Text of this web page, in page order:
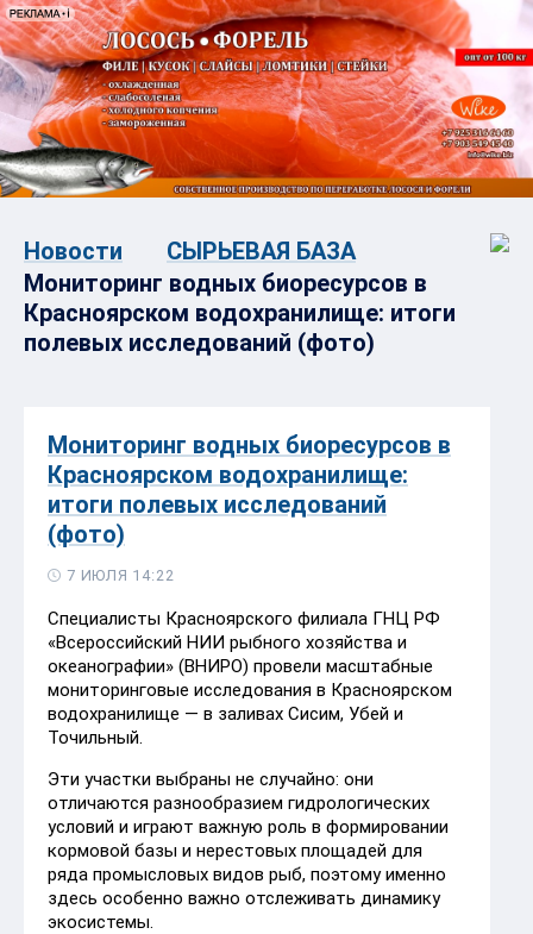
Новости
СЫРЬЕВАЯ БАЗА
Мониторинг водных биоресурсов в
Красноярском водохранилище: итоги
полевых исследований (фото)
Мониторинг водных биоресурсов в
Красноярском водохранилище:
итоги полевых исследований
(фото)
7 ИЮЛЯ 14:22
Специалисты Красноярского филиала ГНЦ РФ
«Всероссийский НИИ рыбного хозяйства и
океанографии» (ВНИРО) провели масштабные
мониторинговые исследования в Красноярском
водохранилище — в заливах Сисим, Убей и
Точильный.
Эти участки выбраны не случайно: они
отличаются разнообразием гидрологических
условий и играют важную роль в формировании
кормовой базы и нерестовых площадей для
ряда промысловых видов рыб, поэтому именно
здесь особенно важно отслеживать динамику
экосистемы.